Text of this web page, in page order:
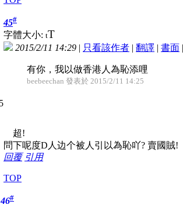
45#
字體大小: tT
2015/2/11 14:29 | 只看該作者 | 翻譯 | 書面
有你，我以做香港人為恥添哩
beebeechan 發表於 2015/2/11 14:25
超!
問下呢度D人边个被人引以為恥吖? 賣國賊!
回覆 引用
TOP
46#